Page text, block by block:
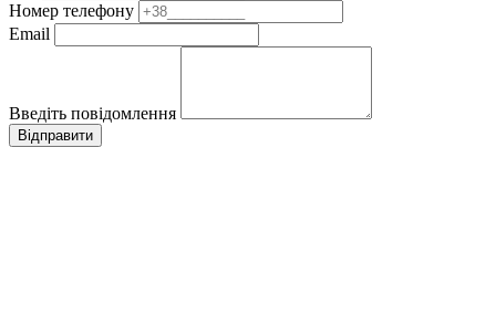
Номер телефону
Email
Введіть повідомлення
Відправити